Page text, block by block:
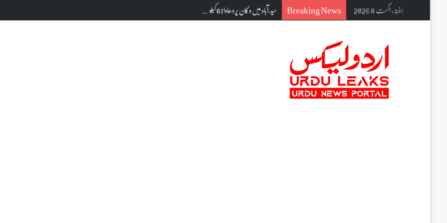
ہفتہ, اگست 8 2026 Breaking News حیدرآباد میں دکان پر دھاوا 61 کیلو سڑا ہوا گوشت تلف